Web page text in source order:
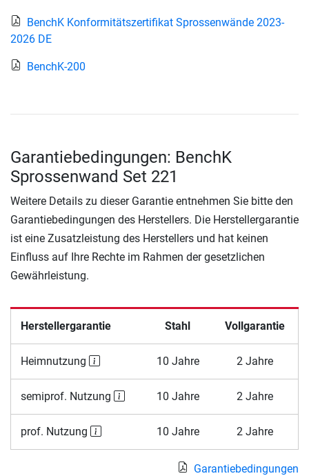
BenchK Konformitätszertifikat Sprossenwände 2023-
2026 DE
BenchK-200
Garantiebedingungen: BenchK
Sprossenwand Set 221
Weitere Details zu dieser Garantie entnehmen Sie bitte den
Garantiebedingungen des Herstellers. Die Herstellergarantie
ist eine Zusatzleistung des Herstellers und hat keinen
Einfluss auf Ihre Rechte im Rahmen der gesetzlichen
Gewährleistung.
Herstellergarantie Stahl Vollgarantie
Heimnutzung 10 Jahre 2 Jahre
semiprof. Nutzung 10 Jahre 2 Jahre
prof. Nutzung 10 Jahre 2 Jahre
Garantiebedingungen